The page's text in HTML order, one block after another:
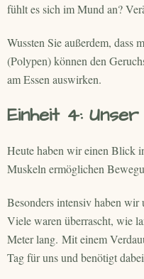
fühlt es sich im Mund an?
Wussten Sie außerdem, dass
(Polypen) können den
am Essen auswirken.
Einheit 4:
Heute haben wir einen Blick
Muskeln ermöglichen
Besonders intensiv haben
Viele waren überrascht, wie
Meter lang. Mit einem
Tag für uns und benötigt